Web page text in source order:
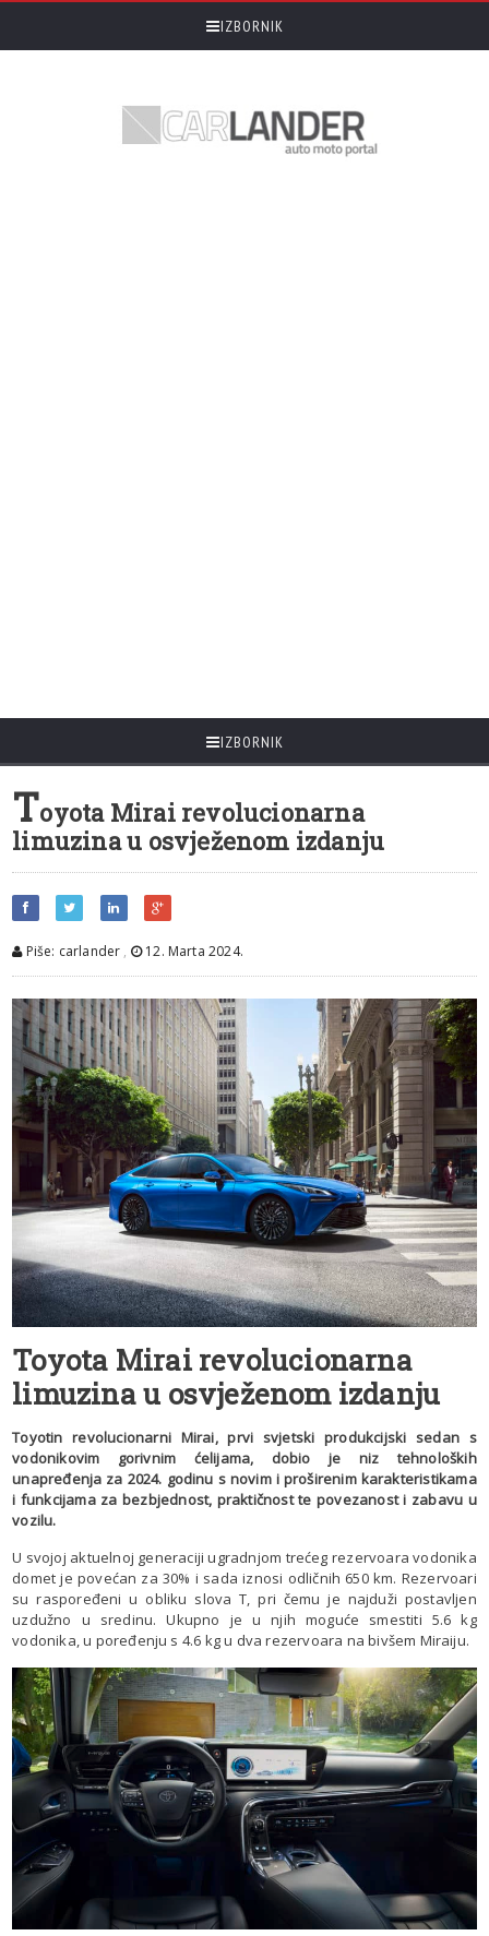
IZBORNIK
IZBORNIK
Toyota Mirai revolucionarna
limuzina u osvježenom izdanju
Piše: carlander , 12. Marta 2024.
Toyota Mirai revolucionarna
limuzina u osvježenom izdanju
Toyotin revolucionarni Mirai, prvi svjetski produkcijski sedan s
vodonikovim gorivnim ćelijama, dobio je niz tehnoloških
unapređenja za 2024. godinu s novim i proširenim karakteristikama
i funkcijama za bezbjednost, praktičnost te povezanost i zabavu u
vozilu.
U svojoj aktuelnoj generaciji ugradnjom trećeg rezervoara vodonika
domet je povećan za 30% i sada iznosi odličnih 650 km. Rezervoari
su raspoređeni u obliku slova T, pri čemu je najduži postavljen
uzdužno u sredinu. Ukupno je u njih moguće smestiti 5.6 kg
vodonika, u poređenju s 4.6 kg u dva rezervoara na bivšem Miraiju.